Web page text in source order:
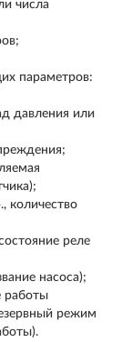
числа
параметров:
давления или
количество
реле
насоса);
работы
режим